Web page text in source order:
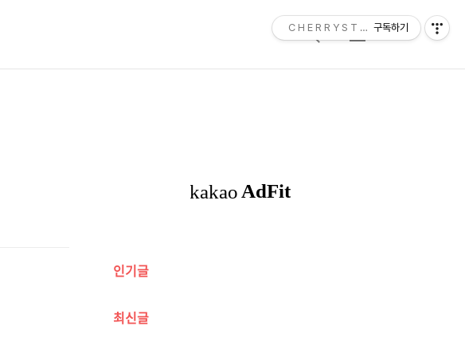
검
색
메
뉴
보
인기글
최신글
C H E R R Y S T O N E구독하기